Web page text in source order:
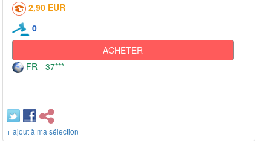
2,90 EUR
0
ACHETER
FR - 37***
+ ajout à ma sélection